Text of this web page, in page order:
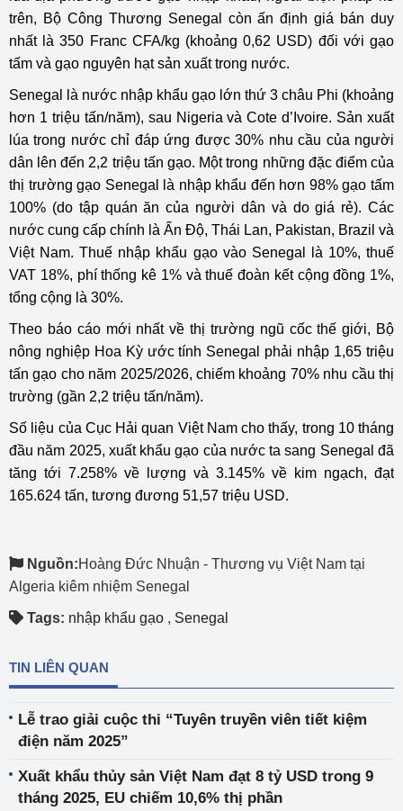
trên, Bộ Công Thương Senegal còn ấn định giá bán duy
nhất là 350 Franc CFA/kg (khoảng 0,62 USD) đối với gạo
tấm và gạo nguyên hạt sản xuất trong nước.
Senegal là nước nhập khẩu gạo lớn thứ 3 châu Phi (khoảng
hơn 1 triệu tấn/năm), sau Nigeria và Cote d’Ivoire. Sản xuất
lúa trong nước chỉ đáp ứng được 30% nhu cầu của người
dân lên đến 2,2 triệu tấn gạo. Một trong những đặc điểm của
thị trường gạo Senegal là nhập khẩu đến hơn 98% gạo tấm
100% (do tập quán ăn của người dân và do giá rẻ). Các
nước cung cấp chính là Ấn Độ, Thái Lan, Pakistan, Brazil và
Việt Nam. Thuế nhập khẩu gạo vào Senegal là 10%, thuế
VAT 18%, phí thống kê 1% và thuế đoàn kết cộng đồng 1%,
tổng cộng là 30%.
Theo báo cáo mới nhất về thị trường ngũ cốc thế giới, Bộ
nông nghiệp Hoa Kỳ ước tính Senegal phải nhập 1,65 triệu
tấn gạo cho năm 2025/2026, chiếm khoảng 70% nhu cầu thị
trường (gần 2,2 triệu tấn/năm).
Số liệu của Cục Hải quan Việt Nam cho thấy, trong 10 tháng
đầu năm 2025, xuất khẩu gạo của nước ta sang Senegal đã
tăng tới 7.258% về lượng và 3.145% về kim ngạch, đạt
165.624 tấn, tương đương 51,57 triệu USD.
Nguồn:Hoàng Đức Nhuận - Thương vụ Việt Nam tại
Algeria kiêm nhiệm Senegal
Tags: nhập khẩu gạo , Senegal
TIN LIÊN QUAN
Lễ trao giải cuộc thi “Tuyên truyền viên tiết kiệm
điện năm 2025”
Xuất khẩu thủy sản Việt Nam đạt 8 tỷ USD trong 9
tháng 2025, EU chiếm 10,6% thị phần